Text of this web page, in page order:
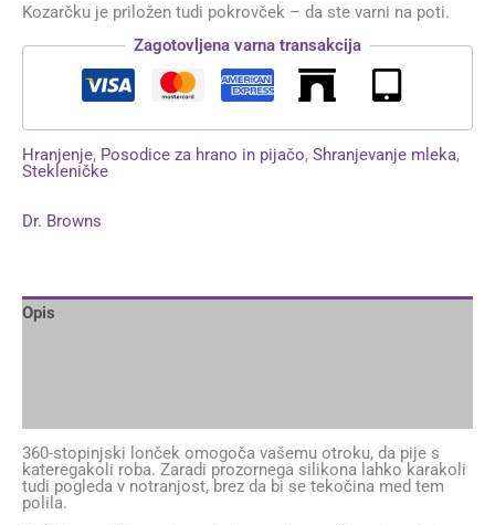
Kozarčku je priložen tudi pokrovček – da ste varni na poti.
Zagotovljena varna transakcija
Hranjenje, Posodice za hrano in pijačo, Shranjevanje mleka,
Stekleničke
Dr. Browns
Opis
360-stopinjski lonček omogoča vašemu otroku, da pije s
kateregakoli roba. Zaradi prozornega silikona lahko karakoli
tudi pogleda v notranjost, brez da bi se tekočina med tem
polila.